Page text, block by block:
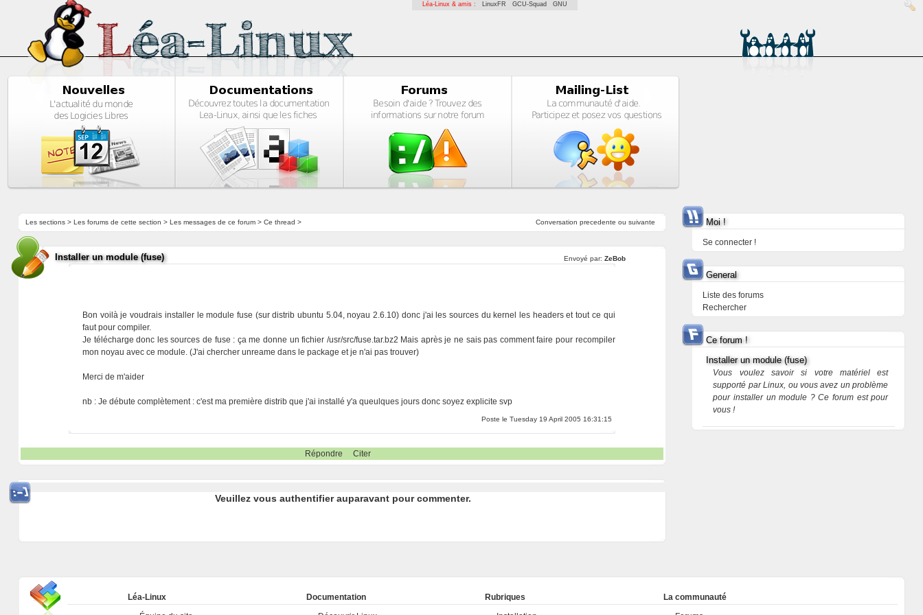
Léa-Linux & amis : LinuxFR GCU-Squad GNU
Conversation precedente ou suivante
Les sections> Les forums de cette section > Les messages de ce forum> Ce thread >
Installer un module (fuse) Envoyé par: ZeBob
Bon voilà je voudrais installer le module fuse (sur distrib ubuntu 5.04, noyau 2.6.10) donc j'ai les sources du kernel les headers et tout ce qui
faut pour compiler.
Je télécharge donc les sources de fuse : ça me donne un fichier /usr/src/fuse.tar.bz2 Mais après je ne sais pas comment faire pour recompiler
mon noyau avec ce module. (J'ai chercher unreame dans le package et je n'ai pas trouver)
Merci de m'aider
nb : Je débute complètement : c'est ma première distrib que j'ai installé y'a queulques jours donc soyez explicite svp
Poste le Tuesday 19 April 2005 16:31:15
Répondre Citer
Veuillez vous authentifier auparavant pour commenter.
Moi !
Se connecter !
General
Liste des forums
Rechercher
Ce forum !
Installer un module (fuse)
Vous voulez savoir si votre matériel est
supporté par Linux, ou vous avez un problème
pour installer un module ? Ce forum est pour
vous !
Léa-Linux
Documentation
Rubriques
La communauté